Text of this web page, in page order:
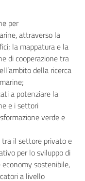
per
attraverso la
la mappatura e la
di cooperazione tra
della ricerca
a potenziare la
e i settori
verde e
il settore privato e
per lo sviluppo di
sostenibile,
a livello